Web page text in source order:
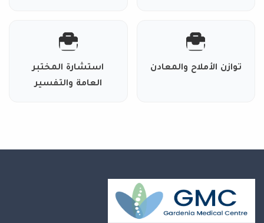
توازن الأملاح والمعادن
استشارة المختبر
العامة والتفسير